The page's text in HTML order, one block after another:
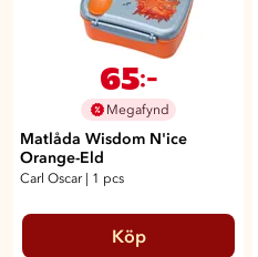
65:-
Megafynd
Matlåda Wisdom N'ice
Orange-Eld
Carl Oscar | 1 pcs
Köp